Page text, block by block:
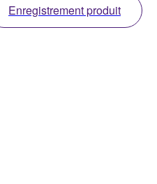
Enregistrement produit